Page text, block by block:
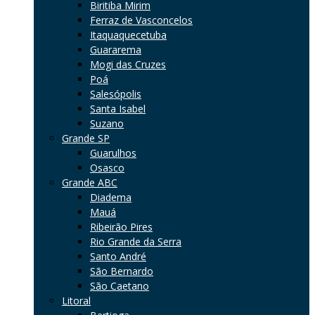
Biritiba Mirim
Ferraz de Vasconcelos
Itaquaquecetuba
Guararema
Mogi das Cruzes
Poá
Salesópolis
Santa Isabel
Suzano
Grande SP
Guarulhos
Osasco
Grande ABC
Diadema
Mauá
Ribeirão Pires
Rio Grande da Serra
Santo André
São Bernardo
São Caetano
Litoral